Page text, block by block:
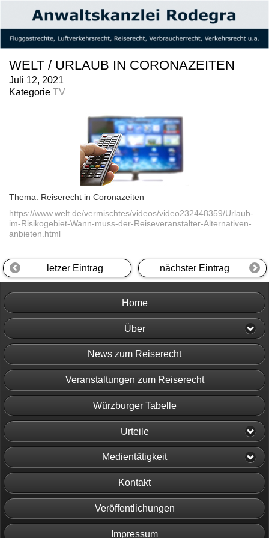
WELT / URLAUB IN CORONAZEITEN
Juli 12, 2021
Kategorie TV
Thema: Reiserecht in Coronazeiten
https://www.welt.de/vermischtes/videos/video232448359/Urlaub-
im-Risikogebiet-Wann-muss-der-Reiseveranstalter-Alternativen-
anbieten.html
letzer Eintrag nächster Eintrag
Home
Über
News zum Reiserecht
Veranstaltungen zum Reiserecht
Würzburger Tabelle
Urteile
Medientätigkeit
Kontakt
Veröffentlichungen
Impressum